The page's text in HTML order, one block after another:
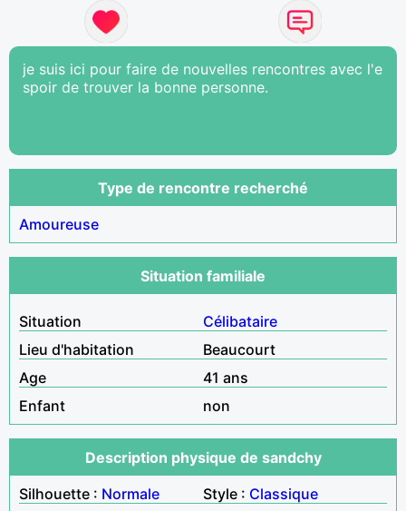
je suis ici pour faire de nouvelles rencontres avec l'e
spoir de trouver la bonne personne.
Type de rencontre recherché
Amoureuse
Situation familiale
Situation
Célibataire
Lieu d'habitation
Beaucourt
Age
41 ans
Enfant
non
Description physique de sandchy
Silhouette : Normale Style : Classique